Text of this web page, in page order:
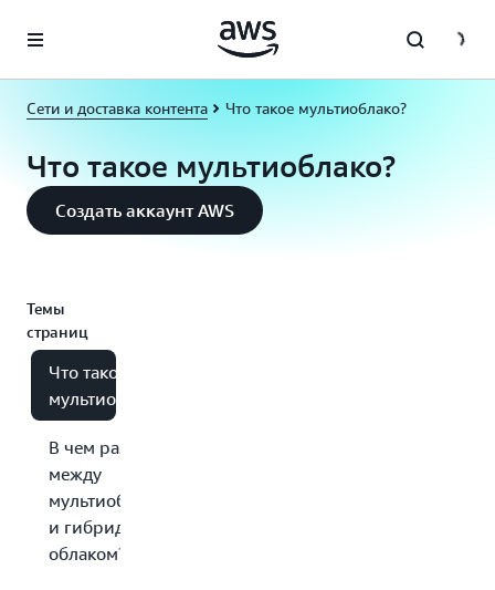
Перейти к главному контенту
Сети и доставка контента Что такое мультиоблако?
Что такое мультиоблако?
Создать аккаунт AWS
Темы
страниц
Что такое
мультиоблако?
В чем разница
между
мультиоблаком
и гибридным
облаком?